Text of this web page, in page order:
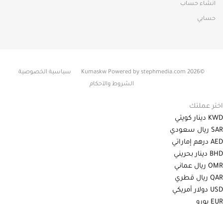
انشاء حساب
حسابي
©2026 Kumaskw Powered by stephmedia.com
سياسية الخصوصية
الشروط والآحكام
اختر عملتك
KWD دينار كويتي
SAR ريال سعودي
AED درهم إماراتي
BHD دينار بحريني
OMR ريال عماني
QAR ريال قطري
USD دولار أمريكي
EUR يورو